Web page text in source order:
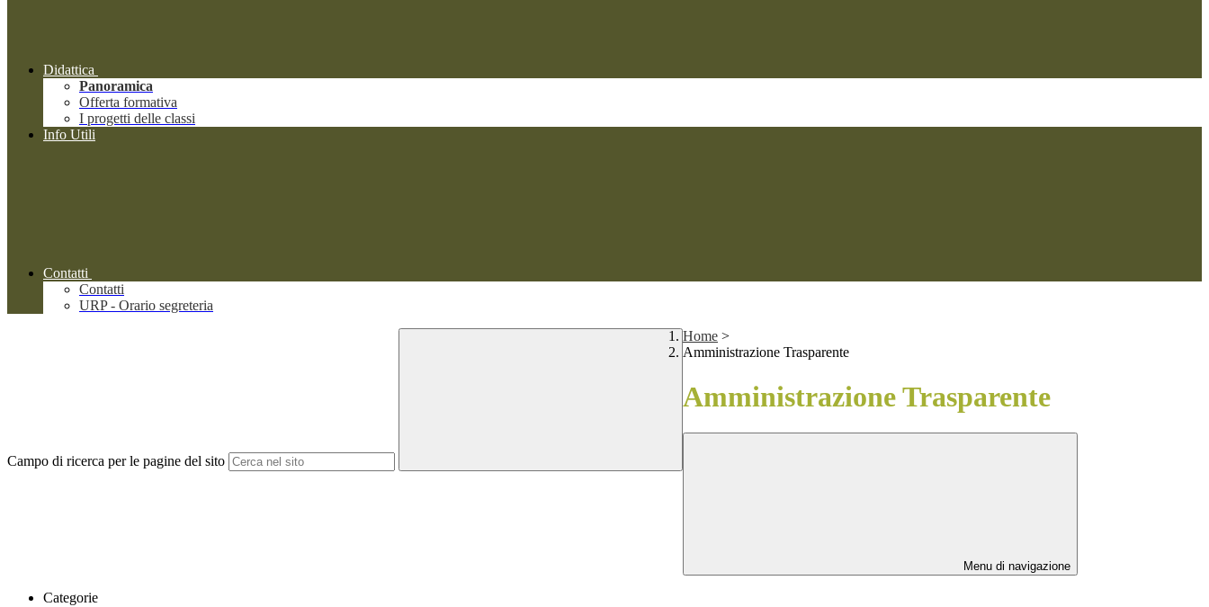
Didattica
Panoramica
Offerta formativa
I progetti delle classi
Info Utili
Contatti
Contatti
URP - Orario segreteria
Campo di ricerca per le pagine del sito
Home >
Amministrazione Trasparente
Amministrazione Trasparente
Menu di navigazione
Categorie